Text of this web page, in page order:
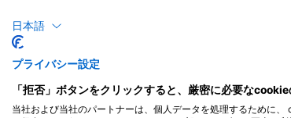
日本語
プライバシー設定
「拒否」ボタンをクリックすると、厳密に必要な
当社および当社のパートナーは、個人データを処理するために